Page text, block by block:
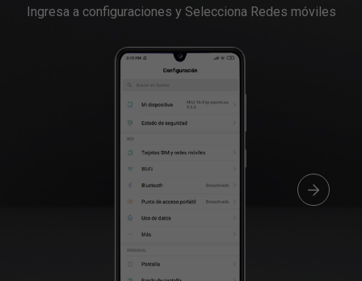
Ingresa a configuraciones y Selecciona Redes móviles